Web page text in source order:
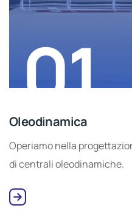
01
Oleodinamica
Operiamo nella
di centrali oleodinamiche.